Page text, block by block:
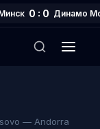
0 : 0 Динамо
— Andorra